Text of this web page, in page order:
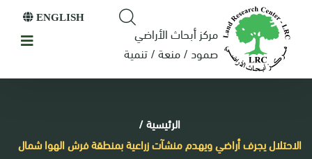
مركز أبحاث الأراضي
صمود / منعة / تنمية
ENGLISH
الرئيسية/
الاحتلال يجرف أراضي ويهدم منشآت زراعية بمنطقة فرش الهوا شمال